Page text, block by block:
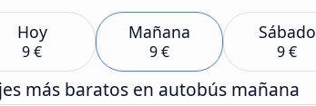
Hoy
9 €
Mañana
9 €
Sábado
9 €
más baratos en autobús mañana